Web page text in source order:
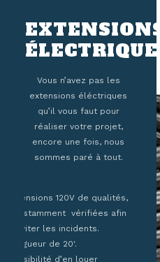
EXTENSIONS
ÉLECTRIQUES
Vous n’avez pas les
extensions éléctriques
qu’il vous faut pour
réaliser votre projet,
encore une fois, nous
sommes paré à tout.
Extensions 120V de qualités,
constamment vérifiées afin
d’éviter les incidents.
Longueur de 20′.
Possibilité d’en louer